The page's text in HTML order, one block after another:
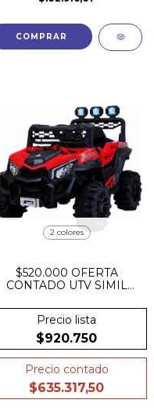
COMPRAR
2 colores
$520.000 OFERTA
CONTADO UTV SIMIL
XR5 4X4 BLUETOOTH
Precio lista
$920.750
Precio contado
$635.317,50